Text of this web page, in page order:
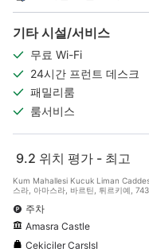
기타 시설/서비스
무료 Wi-Fi
24시간 프런트 데스크
패밀리룸
룸서비스
9.2 위치 평가 - 최고
Kum Mahallesi Kucuk Liman
스라, 아마스라, 바르틴, 튀르키예,
주차
Amasra Castle
Cekiciler CarsIsI